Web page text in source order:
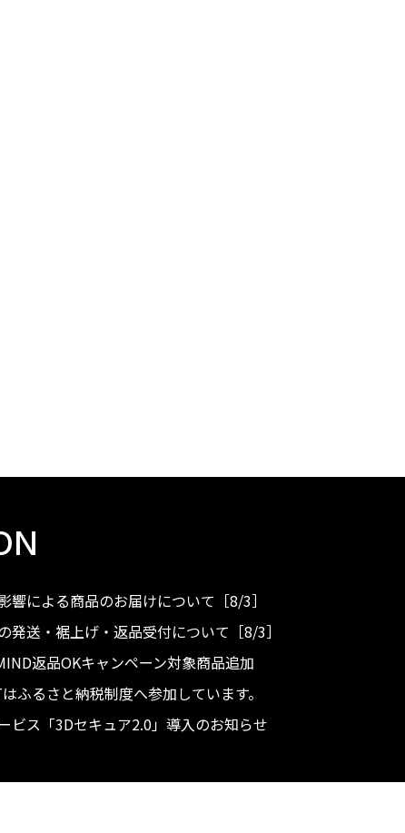
響による商品のお届けについて［8/3］
発送・裾上げ・返品受付について［8/3］
返品OKキャンペーン対象商品追加
ふるさと納税制度へ参加しています。
ビス「3Dセキュア2.0」導入のお知らせ